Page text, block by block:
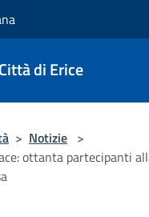
Città di Erice
> Notizie >
ottanta partecipanti